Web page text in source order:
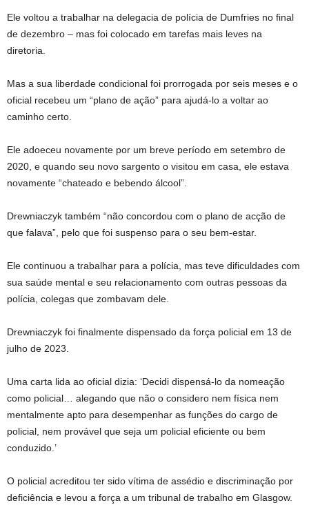
Ele voltou a trabalhar na delegacia de polícia de Dumfries no final
de dezembro – mas foi colocado em tarefas mais leves na
diretoria.
Mas a sua liberdade condicional foi prorrogada por seis meses e o
oficial recebeu um “plano de ação” para ajudá-lo a voltar ao
caminho certo.
Ele adoeceu novamente por um breve período em setembro de
2020, e quando seu novo sargento o visitou em casa, ele estava
novamente “chateado e bebendo álcool”.
Drewniaczyk também “não concordou com o plano de acção de
que falava”, pelo que foi suspenso para o seu bem-estar.
Ele continuou a trabalhar para a polícia, mas teve dificuldades com
sua saúde mental e seu relacionamento com outras pessoas da
polícia, colegas que zombavam dele.
Drewniaczyk foi finalmente dispensado da força policial em 13 de
julho de 2023.
Uma carta lida ao oficial dizia: ‘Decidi dispensá-lo da nomeação
como policial… alegando que não o considero nem física nem
mentalmente apto para desempenhar as funções do cargo de
policial, nem provável que seja um policial eficiente ou bem
conduzido.’
O policial acreditou ter sido vítima de assédio e discriminação por
deficiência e levou a força a um tribunal de trabalho em Glasgow.